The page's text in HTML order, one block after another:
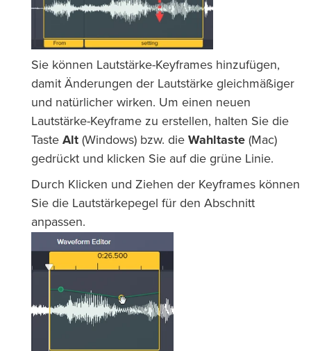
Sie können Lautstärke-Keyframes hinzufügen,
damit Änderungen der Lautstärke gleichmäßiger
und natürlicher wirken. Um einen neuen
Lautstärke-Keyframe zu erstellen, halten Sie die
Taste Alt (Windows) bzw. die Wahltaste (Mac)
gedrückt und klicken Sie auf die grüne Linie.
Durch Klicken und Ziehen der Keyframes können
Sie die Lautstärkepegel für den Abschnitt
anpassen.